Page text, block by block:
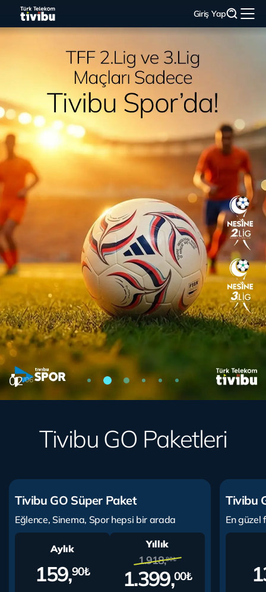
Giriş Yap
02/06
Tivibu GO Paketleri
Tivibu GO Süper Paket
Eğlence, Sinema, Spor hepsi bir arada
Aylık
159,90₺
Yıllık
1.918,80₺
1.399,00₺
Tivibu
En güzel